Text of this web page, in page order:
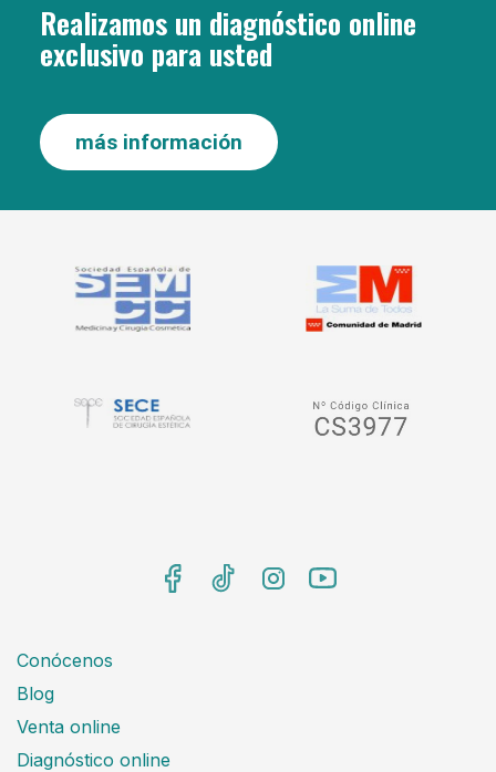
Realizamos un diagnóstico online
exclusivo para usted
más información
Conócenos
Blog
Venta online
Diagnóstico online